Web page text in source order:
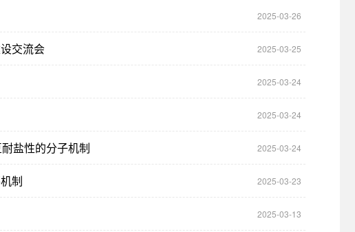
2025-03-26
交流会 2025-03-25
2025-03-24
2025-03-24
盐性的分子机制 2025-03-24
制 2025-03-23
2025-03-13